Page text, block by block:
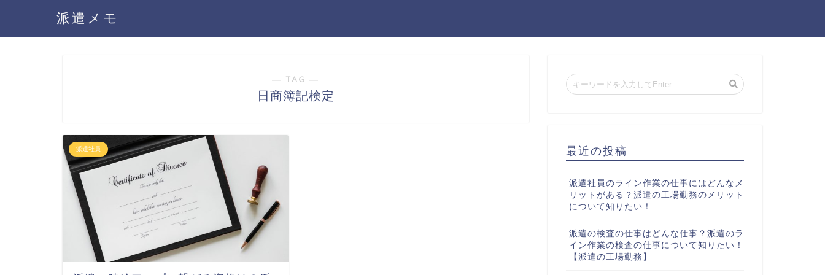
派遣メモ
― TAG ―
日商簿記検定
派遣社員 最近の投稿
派遣社員のライン作業の仕事にはどんなメ
リットがある？派遣の工場勤務のメリット
について知りたい！
派遣の検査の仕事はどんな仕事？派遣のラ
イン作業の検査の仕事について知りたい！
【派遣の工場勤務】